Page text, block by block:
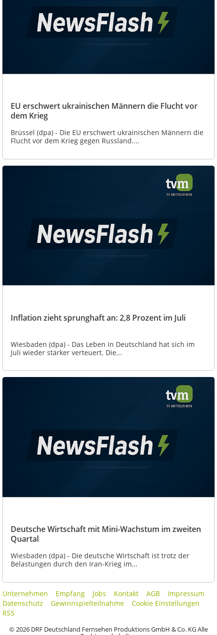
EU erschwert ukrainischen Männern die Flucht vor
dem Krieg
Brüssel (dpa) - Die EU erschwert ukrainischen Männern die
Flucht vor dem Krieg gegen Russland....
Inflation zieht sprunghaft an: 2,8 Prozent im Juli
Wiesbaden (dpa) - Das Leben in Deutschland hat sich im
Juli wieder stärker verteuert. Die...
Deutsche Wirtschaft mit Mini-Wachstum im zweiten
Quartal
Wiesbaden (dpa) - Die deutsche Wirtschaft ist trotz der
Belastungen durch den Iran-Krieg im...
Unternehmen Empfang Jobs Kontakt AGB
Impressum
Datenschutz
Gewinnspielteilnahme
Cookie Einstellungen
RSS
© 2026 DRF Deutschland Fernsehen Produktions GmbH & Co. KG Alle